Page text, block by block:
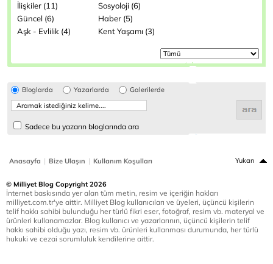
İlişkiler (11)
Sosyoloji (6)
Güncel (6)
Haber (5)
Aşk - Evlilik (4)
Kent Yaşamı (3)
Bloglarda Yazarlarda Galerilerde
Sadece bu yazarın bloglarında ara
Anasayfa | Bize Ulaşın | Kullanım Koşulları Yukarı
© Milliyet Blog Copyright 2026
İnternet baskısında yer alan tüm metin, resim ve içeriğin hakları
milliyet.com.tr'ye aittir. Milliyet Blog kullanıcıları ve üyeleri, üçüncü kişilerin
telif hakkı sahibi bulunduğu her türlü fikri eser, fotoğraf, resim vb. materyal ve
ürünleri kullanamazlar. Blog kullanıcı ve yazarlarının, üçüncü kişilerin telif
hakkı sahibi olduğu yazı, resim vb. ürünleri kullanması durumunda, her türlü
hukuki ve cezai sorumluluk kendilerine aittir.